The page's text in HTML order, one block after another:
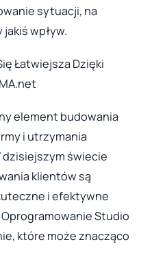
sytuacji, na
wpływ.
Łatwiejsza Dzięki
element budowania
i utrzymania
świecie
klientów są
i efektywne
Studio
które może znacząco